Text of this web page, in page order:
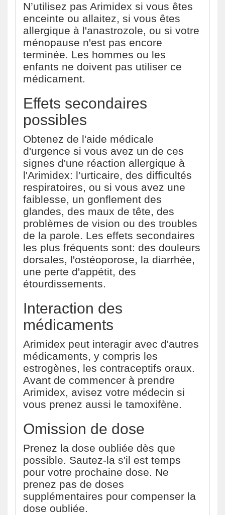
N’utilisez pas Arimidex si vous êtes
enceinte ou allaitez, si vous êtes
allergique à l'anastrozole, ou si votre
ménopause n'est pas encore
terminée. Les hommes ou les
enfants ne doivent pas utiliser ce
médicament.
Effets secondaires
possibles
Obtenez de l'aide médicale
d'urgence si vous avez un de ces
signes d'une réaction allergique à
l'Arimidex: l’urticaire, des difficultés
respiratoires, ou si vous avez une
faiblesse, un gonflement des
glandes, des maux de tête, des
problèmes de vision ou des troubles
de la parole. Les effets secondaires
les plus fréquents sont: des douleurs
dorsales, l'ostéoporose, la diarrhée,
une perte d'appétit, des
étourdissements.
Interaction des
médicaments
Arimidex peut interagir avec d'autres
médicaments, y compris les
estrogènes, les contraceptifs oraux.
Avant de commencer à prendre
Arimidex, avisez votre médecin si
vous prenez aussi le tamoxifène.
Omission de dose
Prenez la dose oubliée dès que
possible. Sautez-la s'il est temps
pour votre prochaine dose. Ne
prenez pas de doses
supplémentaires pour compenser la
dose oubliée.